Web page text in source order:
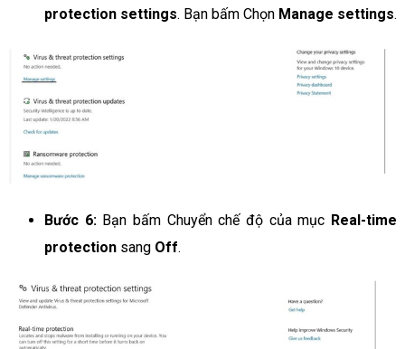
protection settings. Bạn bấm Chọn Manage settings.
Bước 6:Bạn bấm Chuyển chế độ của mục Real-time
protectionsang Off.